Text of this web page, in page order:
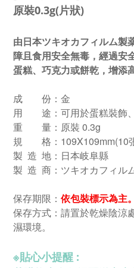
原裝0.3g(片狀)
由日本ツキオカフィルム製
障且食用安全無毒，經過安
蛋糕、巧克力或餅乾，增添
成 份：金
用 途：可用於蛋糕裝飾
重 量：原裝 0.3g
規 格：109X109mm(10
製 造 地：日本岐阜縣
製 造 商：ツキオカフィル
保存期限： 依包裝標示為主。
保存方式：請置於乾燥陰涼
濕環境。
※貼心小提醒 :